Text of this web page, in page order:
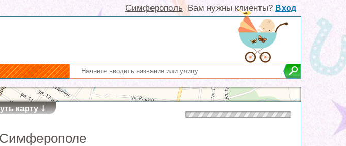
Вам нужны клиенты? Вход
Симферополь
карту↓
Симферополе